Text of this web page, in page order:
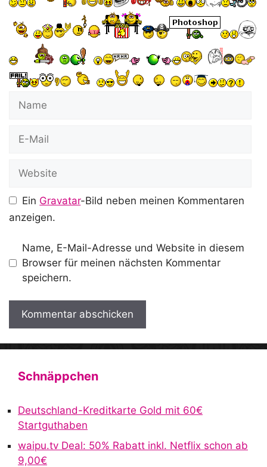
Name
Website
Ein Gravatar-Bild neben meinen Kommentaren
anzeigen.
Name, E-Mail-Adresse und Website in diesem
Browser für meinen nächsten Kommentar
speichern.
A
n
t
Schnäppchen
Deutschland-Kreditkarte Gold mit 60€
Startguthaben
waipu.tv Deal: 50% Rabatt inkl. Netflix schon ab
9,00€